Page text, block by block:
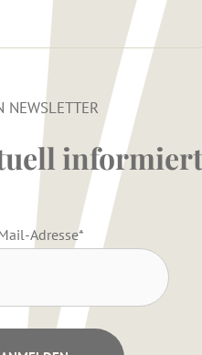
NEWSLETTER
informiert
Adresse*